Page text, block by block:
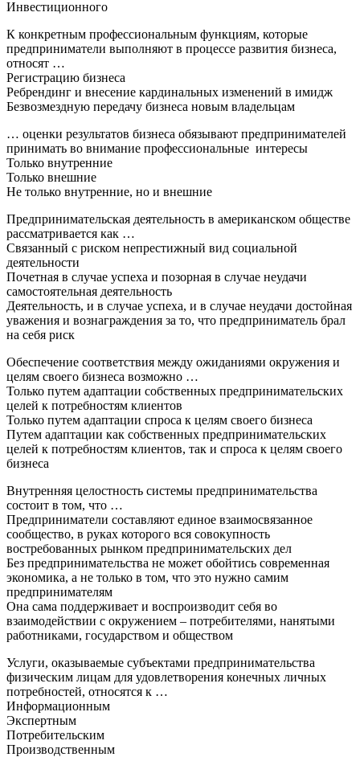
Инвестиционного
К конкретным профессиональным функциям, которые
предприниматели выполняют в процессе развития бизнеса,
относят …
Регистрацию бизнеса
Ребрендинг и внесение кардинальных изменений в имидж
Безвозмездную передачу бизнеса новым владельцам
… оценки результатов бизнеса обязывают предпринимателей
принимать во внимание профессиональные интересы
Только внутренние
Только внешние
Не только внутренние, но и внешние
Предпринимательская деятельность в американском обществе
рассматривается как …
Связанный с риском непрестижный вид социальной
деятельности
Почетная в случае успеха и позорная в случае неудачи
самостоятельная деятельность
Деятельность, и в случае успеха, и в случае неудачи достойная
уважения и вознаграждения за то, что предприниматель брал
на себя риск
Обеспечение соответствия между ожиданиями окружения и
целям своего бизнеса возможно …
Только путем адаптации собственных предпринимательских
целей к потребностям клиентов
Только путем адаптации спроса к целям своего бизнеса
Путем адаптации как собственных предпринимательских
целей к потребностям клиентов, так и спроса к целям своего
бизнеса
Внутренняя целостность системы предпринимательства
состоит в том, что …
Предприниматели составляют единое взаимосвязанное
сообщество, в руках которого вся совокупность
востребованных рынком предпринимательских дел
Без предпринимательства не может обойтись современная
экономика, а не только в том, что это нужно самим
предпринимателям
Она сама поддерживает и воспроизводит себя во
взаимодействии с окружением – потребителями, нанятыми
работниками, государством и обществом
Услуги, оказываемые субъектами предпринимательства
физическим лицам для удовлетворения конечных личных
потребностей, относятся к …
Информационным
Экспертным
Потребительским
Производственным